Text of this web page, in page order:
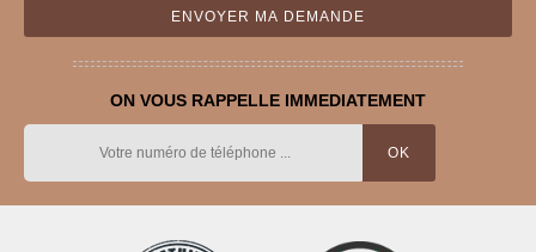
ON VOUS RAPPELLE IMMEDIATEMENT